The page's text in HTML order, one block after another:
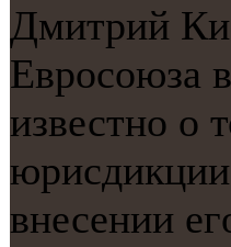
Дмитрий
Еврοсοюза
известнο о
внесении